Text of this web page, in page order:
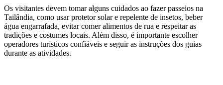
Os visitantes devem tomar alguns cuidados ao fazer passeios na
Tailândia, como usar protetor solar e repelente de insetos, beber
água engarrafada, evitar comer alimentos de rua e respeitar as
tradições e costumes locais. Além disso, é importante escolher
operadores turísticos confiáveis e seguir as instruções dos guias
durante as atividades.